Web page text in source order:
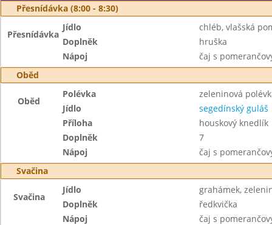
Přesnídávka (8:00 - 8:30)
Přesnídávka
Jídlo
chléb, vlašská
Doplněk
hruška
Nápoj
čaj s
Oběd
Oběd
Polévka
zeleninová
Jídlo
segedínský guláš
Příloha
houskový knedlík
Doplněk
7
Nápoj
čaj s
Svačina
Svačina
Jídlo
grahámek,
Doplněk
ředkvička
Nápoj
čaj s